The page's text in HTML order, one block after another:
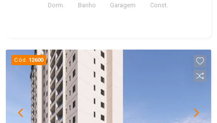
Dorm. Banho Garagem Const.
Cód. 12600